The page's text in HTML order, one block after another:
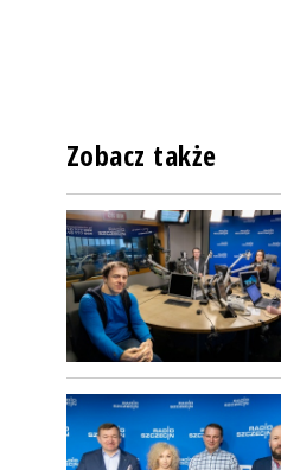
Zobacz także